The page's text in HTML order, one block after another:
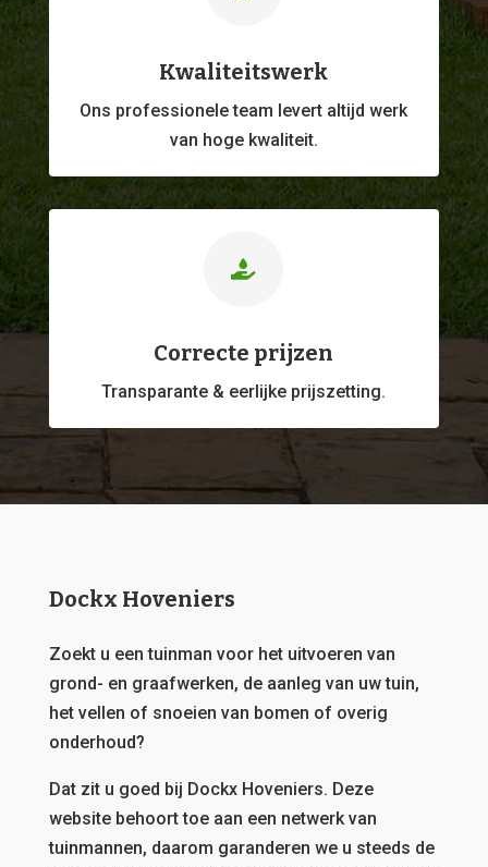
Kwaliteitswerk
Ons professioneleteam levert altijd werk
van hoge kwaliteit.

Correcte prijzen
Transparante & eerlijke prijszetting.
Dockx Hoveniers
Zoekt u een tuinman voor het uitvoeren van
grond- en graafwerken, de aanleg van uw tuin,
het vellen of snoeien van bomen of overig
onderhoud?
Dat zit u goed bij Dockx Hoveniers. Deze
website behoort toe aan een netwerk van
tuinmannen, daarom garanderen we u steeds de